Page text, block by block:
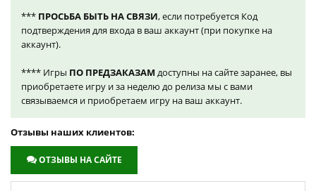
*** ПРОСЬБА БЫТЬ НА СВЯЗИ, если потребуется Код
подтверждения для входа в ваш аккаунт (при покупке на
аккаунт).
**** Игры ПО ПРЕДЗАКАЗАМ доступны на сайте заранее, вы
приобретаете игру и за неделю до релиза мы с вами
связываемся и приобретаем игру на ваш аккаунт.
Отзывы наших клиентов:
ОТЗЫВЫ НА САЙТЕ